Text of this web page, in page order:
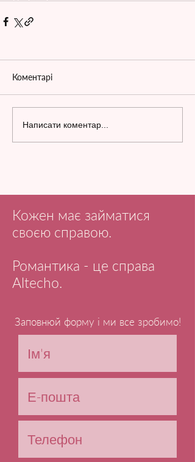
Коментарі
Написати коментар...
Кожен має займатися
своєю справою.
Романтика - це справа
Altecho.
Заповнюй форму і ми все зробимо!